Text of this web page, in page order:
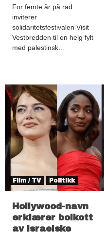
For femte år på rad
inviterer
solidaritetsfestivalen Visit
Vestbredden til en helg fylt
med palestinsk…
Film / TV Politikk
Hollywood-navn
erklærer boikott
av israelske